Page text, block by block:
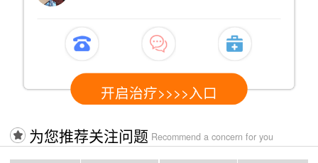
开启治疗>>>>入口
为您推荐关注问题 Recommend a concern for you